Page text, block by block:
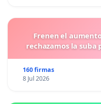
Frenen el
rechazamos la suba
160 firmas
8 Jul 2026